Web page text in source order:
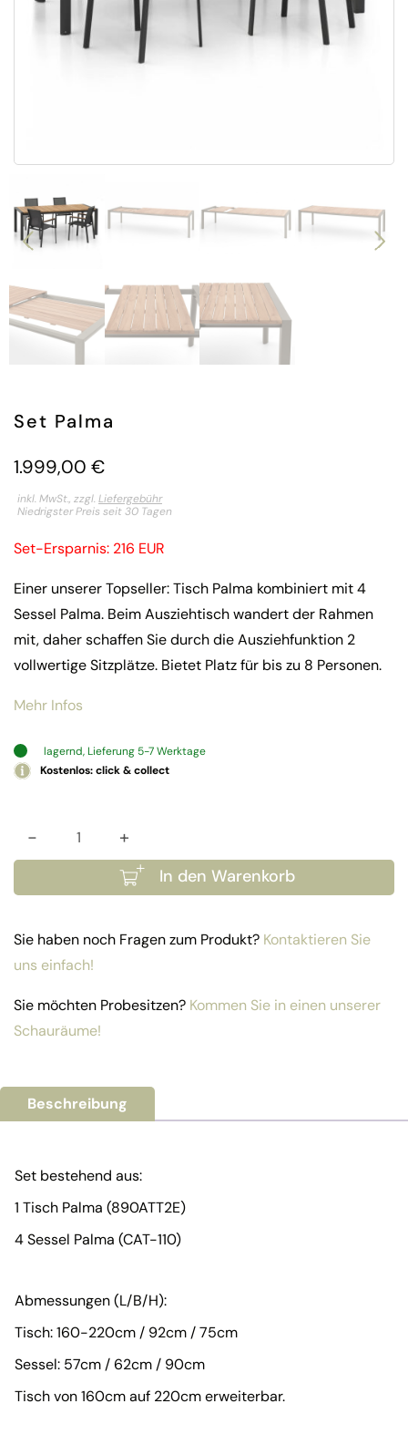
Set Palma
1.999,00 €
inkl. MwSt., zzgl.Liefergebühr
Niedrigster Preis seit 30 Tagen
Set-Ersparnis: 216 EUR
Einer unserer Topseller: Tisch Palma kombiniert mit 4
Sessel Palma. Beim Ausziehtisch wandert der Rahmen
mit, daher schaffen Sie durch die Ausziehfunktion 2
vollwertige Sitzplätze. Bietet Platz für bis zu 8 Personen.
Mehr Infos
lagernd, Lieferung 5-7 Werktage
Kostenlos: click & collect
- +
In den Warenkorb
Sie haben noch Fragen zum Produkt? Kontaktieren Sie
uns einfach!
Sie möchten Probesitzen? Kommen Sie in einen unserer
Schauräume!
Beschreibung
Set bestehend aus:
1 Tisch Palma (890ATT2E)
4 Sessel Palma (CAT-110)
Abmessungen (L/B/H):
Tisch: 160-220cm / 92cm / 75cm
Sessel: 57cm / 62cm / 90cm
Tisch von 160cm auf 220cm erweiterbar.